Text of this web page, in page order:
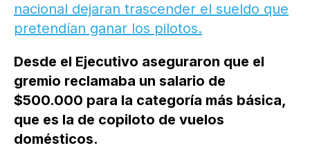
nacional dejaran trascender el sueldo que
pretendían ganar los pilotos.
Desde el Ejecutivo aseguraron que el
gremio reclamaba un salario de
$500.000 para la categoría más básica,
que es la de copiloto de vuelos
domésticos.